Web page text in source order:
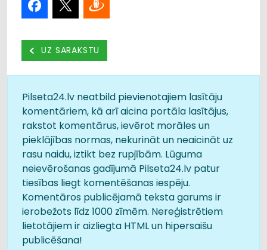
UZ SARAKSTU
Pilseta24.lv neatbild pievienotajiem lasītāju
komentāriem, kā arī aicina portāla lasītājus,
rakstot komentārus, ievērot morāles un
pieklājības normas, nekurināt un neaicināt uz
rasu naidu, iztikt bez rupjībām. Lūguma
neievērošanas gadījumā Pilseta24.lv patur
tiesības liegt komentēšanas iespēju.
Komentāros publicējamā teksta garums ir
ierobežots līdz 1000 zīmēm. Nereģistrētiem
lietotājiem ir aizliegta HTML un hipersaišu
publicēšana!